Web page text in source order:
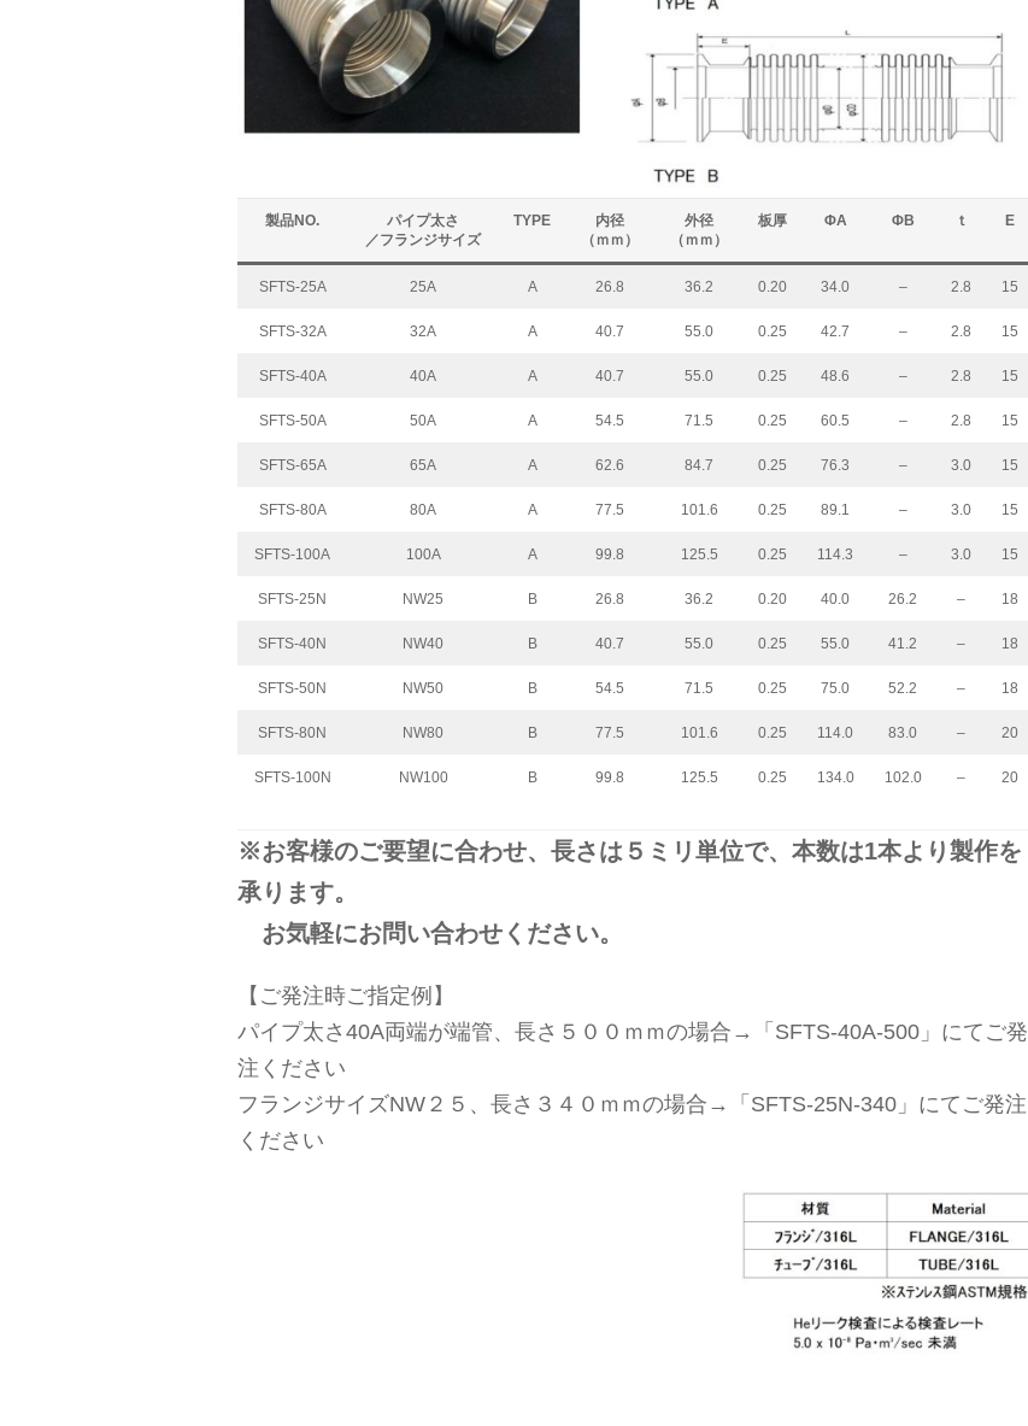
製品NO.
パイプ太さ
／フランジサイズ
TYPE
内径
（ｍｍ）
外径
（ｍｍ）
板厚 ΦA ΦB ｔ E
SFTS-25A 25A A 26.8 36.2 0.20 34.0 – 2.8 15
SFTS-32A 32A A 40.7 55.0 0.25 42.7 – 2.8 15
SFTS-40A 40A A 40.7 55.0 0.25 48.6 – 2.8 15
SFTS-50A 50A A 54.5 71.5 0.25 60.5 – 2.8 15
SFTS-65A 65A A 62.6 84.7 0.25 76.3 – 3.0 15
SFTS-80A 80A A 77.5 101.6 0.25 89.1 – 3.0 15
SFTS-100A 100A A 99.8 125.5 0.25 114.3 – 3.0 15
SFTS-25N NW25 B 26.8 36.2 0.20 40.0 26.2 – 18
SFTS-40N NW40 B 40.7 55.0 0.25 55.0 41.2 – 18
SFTS-50N NW50 B 54.5 71.5 0.25 75.0 52.2 – 18
SFTS-80N NW80 B 77.5 101.6 0.25 114.0 83.0 – 20
SFTS-100N NW100 B 99.8 125.5 0.25 134.0 102.0 – 20
※お客様のご要望に合わせ、長さは５ミリ単位で、本数は1本より製作を
承ります。
お気軽にお問い合わせください。
【ご発注時ご指定例】
パイプ太さ40A両端が端管、長さ５００ｍｍの場合→「SFTS-40A-500」にてご発
注ください
フランジサイズNW２５、長さ３４０ｍｍの場合→「SFTS-25N-340」にてご発注
ください